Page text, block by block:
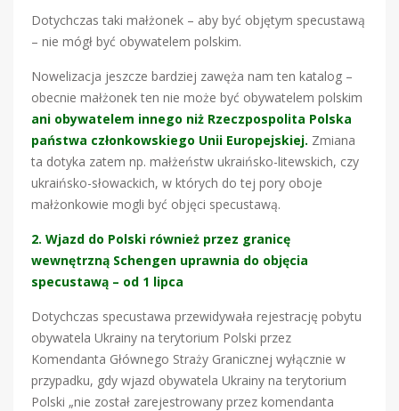
Dotychczas taki małżonek – aby być objętym specustawą
– nie mógł być obywatelem polskim.
Nowelizacja jeszcze bardziej zawęża nam ten katalog –
obecnie małżonek ten nie może być obywatelem polskim
ani obywatelem innego niż Rzeczpospolita Polska
państwa członkowskiego Unii Europejskiej. Zmiana
ta dotyka zatem np. małżeństw ukraińsko-litewskich, czy
ukraińsko-słowackich, w których do tej pory oboje
małżonkowie mogli być objęci specustawą.
2. Wjazd do Polski również przez granicę
wewnętrzną Schengen uprawnia do objęcia
specustawą – od 1 lipca
Dotychczas specustawa przewidywała rejestrację pobytu
obywatela Ukrainy na terytorium Polski przez
Komendanta Głównego Straży Granicznej wyłącznie w
przypadku, gdy wjazd obywatela Ukrainy na terytorium
Polski „nie został zarejestrowany przez komendanta